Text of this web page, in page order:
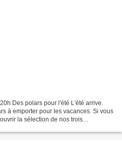
Des polars pour l'été L'été arrive.
à emporter pour les vacances. Si vous
la sélection de nos trois